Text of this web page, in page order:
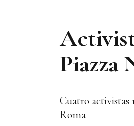
Piazza
Cuatro activistas
Roma